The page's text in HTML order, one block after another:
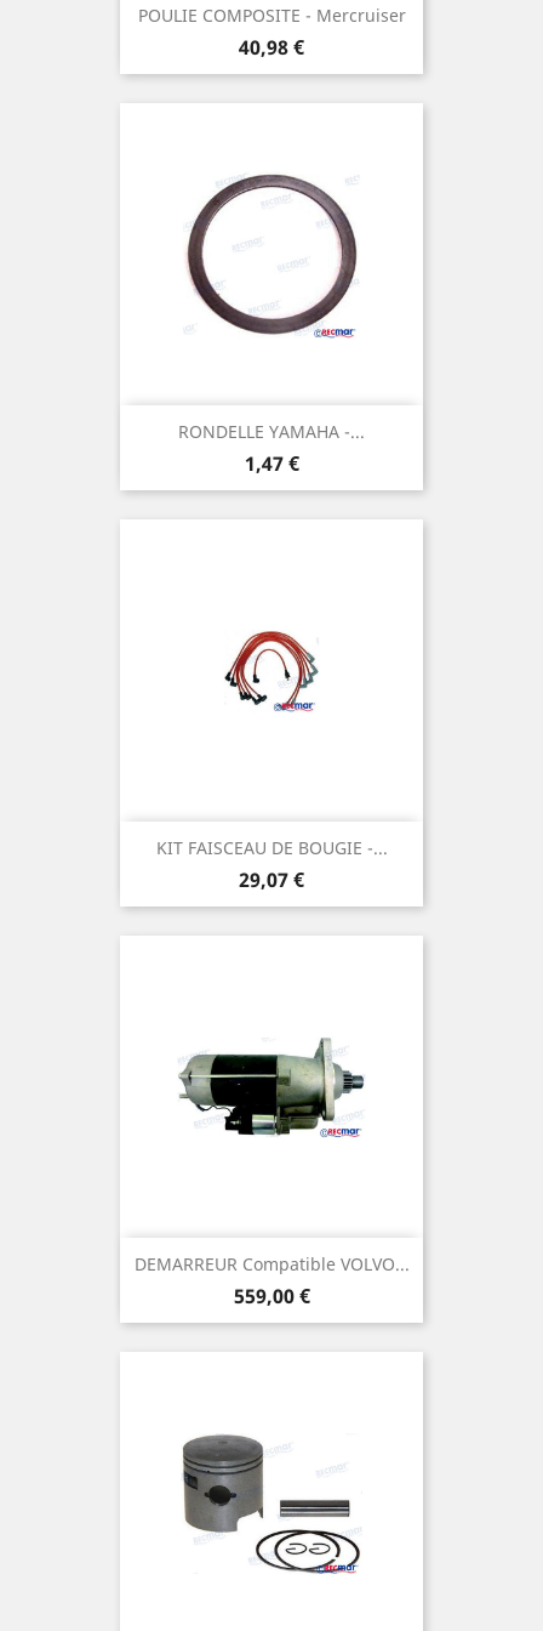
POULIE COMPOSITE - Mercruiser
Prix
40,98 €
RONDELLE YAMAHA -...
Prix
1,47 €
KIT FAISCEAU DE BOUGIE -...
Prix
29,07 €
DEMARREUR Compatible VOLVO...
Prix
559,00 €